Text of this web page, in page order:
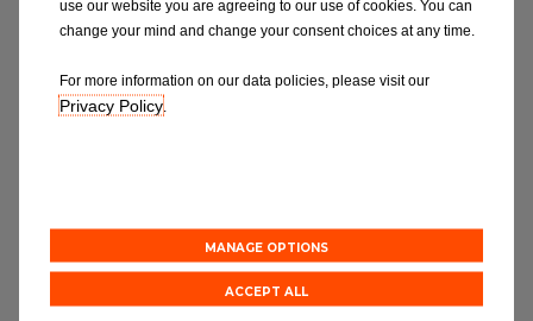
Prendre un rendez-vous
F
use our website you are agreeing to our use of cookies. You can
change your mind and change your consent choices at any time.
For more information on our data policies, please visit our
Privacy Policy
MANAGE OPTIONS
ACCEPT ALL